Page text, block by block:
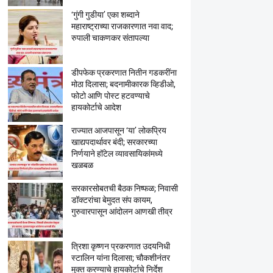
‘गुंगी गुडीया’ एका शब्दाने
महाराष्ट्राच्या राजकारणात नवा वाद;
रुपाली चाकणकर संतापल्या
डीपफेक प्रकरणात नितीन गडकरींना
मोठा दिलासा; बदनामीकारक व्हिडीओ,
फोटो आणि पोस्ट हटवण्याचे
हायकोर्टाचे आदेश
राज्यात आजपासून ‘या’ लोकप्रिय
खाद्यपदार्थावर बंदी; सरकारच्या
निर्णयाने हॉटेल व्यावसायिकांमध्ये
खळबळ
सरकारसोबतची बैठक निष्फळ; निवासी
डॉक्टरांचा बेमुदत संप कायम,
गुरुवारपासून आंदोलन आणखी तीव्र
त्रिशा कृष्णन प्रकरणात उदयनिधी
स्टालिन यांना दिलासा; चौकशीनंतर
मुक्त करण्याचे हायकोर्टाचे निर्देश